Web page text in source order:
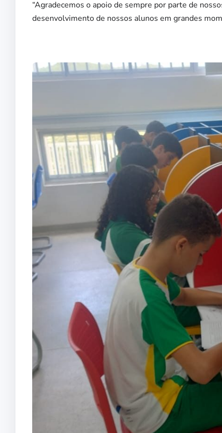
“Agradecemos o apoio de sempre por parte de
desenvolvimento de nossos alunos em grandes